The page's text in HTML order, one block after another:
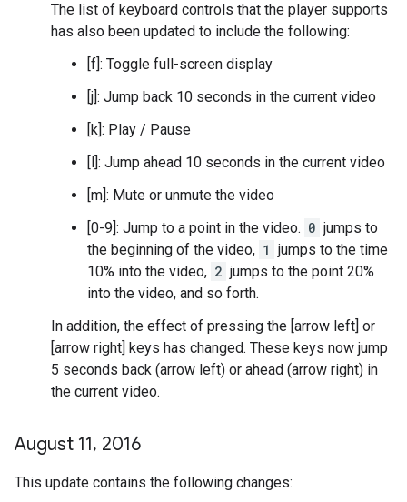
The list of keyboard controls that the player supports
has also been updated to include the following:
[f]: Toggle full-screen display
[j]: Jump back 10 seconds in the current video
[k]: Play / Pause
[l]: Jump ahead 10 seconds in the current video
[m]: Mute or unmute the video
[0-9]: Jump to a point in the video. 0 jumps to
the beginning of the video, 1 jumps to the time
10% into the video, 2 jumps to the point 20%
into the video, and so forth.
In addition, the effect of pressing the [arrow left] or
[arrow right] keys has changed. These keys now jump
5 seconds back (arrow left) or ahead (arrow right) in
the current video.
August 11, 2016
This update contains the following changes: